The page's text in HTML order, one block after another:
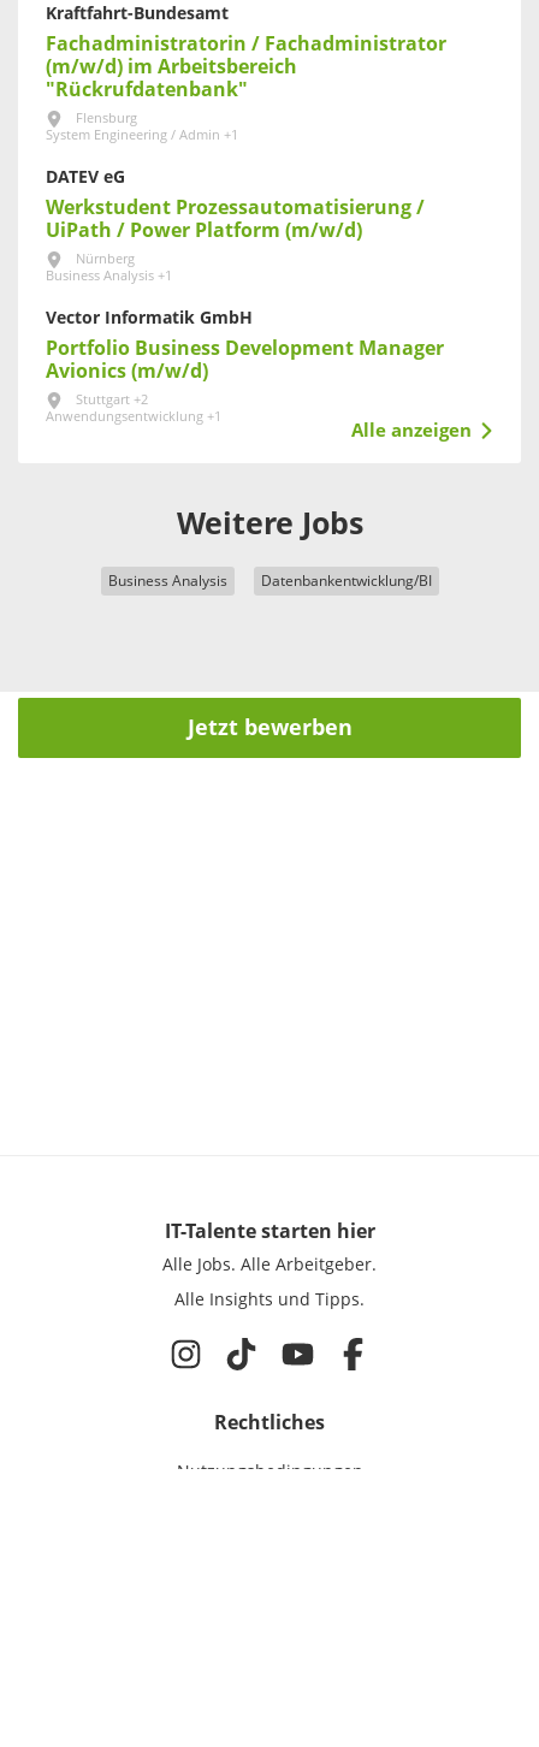
Kraftfahrt-Bundesamt
Fachadministratorin / Fachadministrator
(m/w/d) im Arbeitsbereich
"Rückrufdatenbank"
Flensburg
System Engineering / Admin +1
DATEV eG
Werkstudent Prozessautomatisierung /
UiPath / Power Platform (m/w/d)
Nürnberg
Business Analysis +1
Vector Informatik GmbH
Portfolio Business Development Manager
Avionics (m/w/d)
Stuttgart +2
Anwendungsentwicklung +1
Alle anzeigen
Weitere Jobs
Business Analysis Datenbankentwicklung/BI
Jetzt bewerben
IT-Talentestarten hier
Alle Jobs. Alle Arbeitgeber.
Alle Insights und Tipps.
Rechtliches
Nutzungsbedingungen